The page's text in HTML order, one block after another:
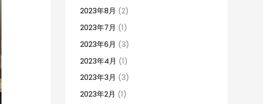
2023年8月 (2)
2023年7月 (1)
2023年6月 (3)
2023年4月 (1)
2023年3月 (3)
2023年2月 (1)